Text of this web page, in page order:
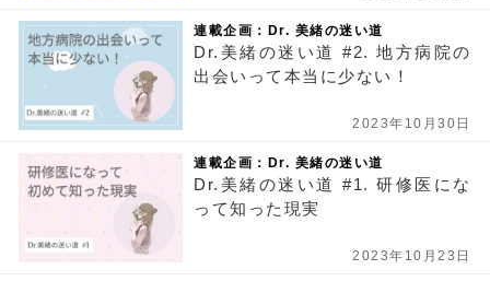
連載企画：Dr. 美緒の迷い道
Dr.美緒の迷い道 #2. 地方病院の
出会いって本当に少ない！
2023年10月30日
連載企画：Dr. 美緒の迷い道
Dr.美緒の迷い道 #1. 研修医にな
って知った現実
2023年10月23日